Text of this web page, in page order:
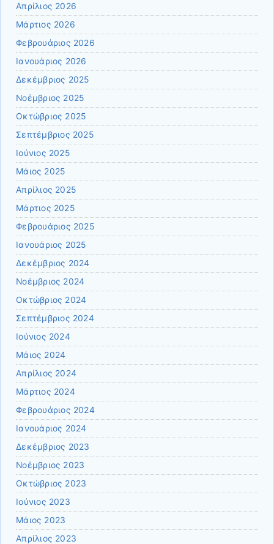
Απρίλιος 2026
Μάρτιος 2026
Φεβρουάριος 2026
Ιανουάριος 2026
Δεκέμβριος 2025
Νοέμβριος 2025
Οκτώβριος 2025
Σεπτέμβριος 2025
Ιούνιος 2025
Μάιος 2025
Απρίλιος 2025
Μάρτιος 2025
Φεβρουάριος 2025
Ιανουάριος 2025
Δεκέμβριος 2024
Νοέμβριος 2024
Οκτώβριος 2024
Σεπτέμβριος 2024
Ιούνιος 2024
Μάιος 2024
Απρίλιος 2024
Μάρτιος 2024
Φεβρουάριος 2024
Ιανουάριος 2024
Δεκέμβριος 2023
Νοέμβριος 2023
Οκτώβριος 2023
Ιούνιος 2023
Μάιος 2023
Απρίλιος 2023